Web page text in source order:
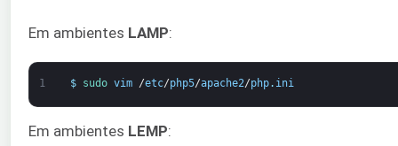
Em ambientes LAMP:
1 $ sudo vim /etc/php5/apache2/php. ini
Em ambientes LEMP: